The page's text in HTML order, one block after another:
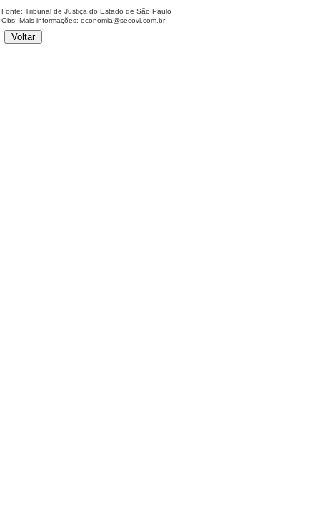
Fonte: Tribunal de Justiça do Estado de São Paulo
Obs: Mais informações: economia@secovi.com.br